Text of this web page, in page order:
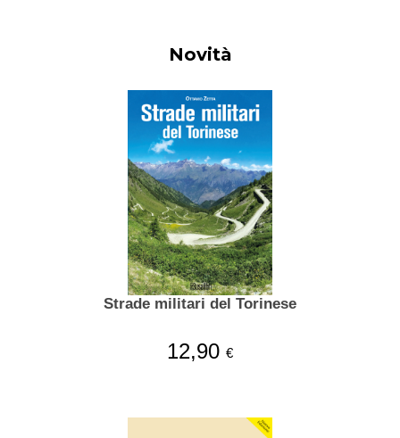
Novità
Strade militari del Torinese
12,90 €